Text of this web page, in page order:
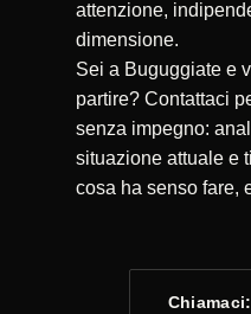
attenzione,
dimensione.
Sei a Buguggiate e
partire? Contattaci
senza impegno:
situazione attuale e
cosa ha senso fare,